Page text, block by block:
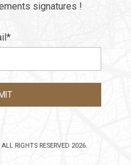
signatures !
*
RIGHTS RESERVED 2026.